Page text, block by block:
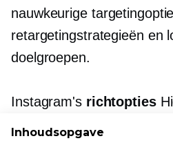
nauwkeurige
retargetingstrategieën en
doelgroepen.
Instagram's richtopties
mensen bereiken op basis
Inhoudsopgave